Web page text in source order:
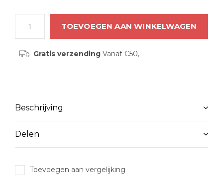
TOEVOEGEN AAN WINKELWAGEN
Gratis verzendingVanaf €50,-
Beschrijving
Delen
Toevoegen aan vergelijking